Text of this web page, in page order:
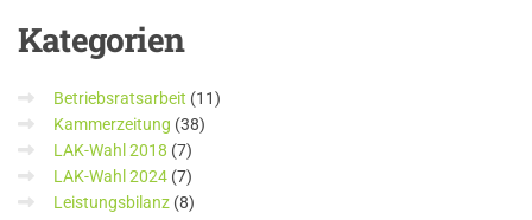
Kategorien
Betriebsratsarbeit (11)
Kammerzeitung (38)
LAK-Wahl 2018 (7)
LAK-Wahl 2024 (7)
Leistungsbilanz (8)